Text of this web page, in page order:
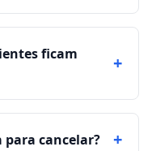
ficam
+
cancelar? +